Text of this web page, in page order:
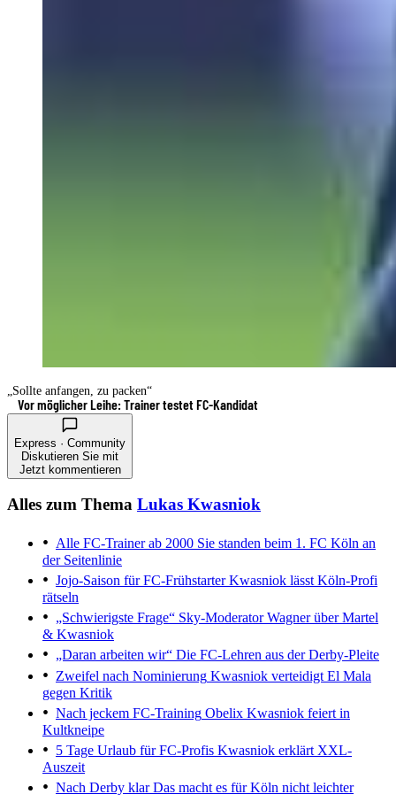
„Sollte anfangen, zu packen“
Vor möglicher Leihe: Trainer testet FC-Kandidat
Express · Community
Diskutieren Sie mit
Jetzt kommentieren
Alles zum Thema Lukas Kwasniok
Alle FC-Trainer ab 2000 Sie standen beim 1. FC Köln an
der Seitenlinie
Jojo-Saison für FC-FrühstarterKwasniok lässt Köln-Profi
rätseln
„Schwierigste Frage“ Sky-Moderator Wagner über Martel
& Kwasniok
„Daran arbeiten wir“ Die FC-Lehren aus der Derby-Pleite
Zweifel nach Nominierung Kwasniok verteidigt El Mala
gegen Kritik
Nach jeckem FC-Training Obelix Kwasniok feiert in
Kultkneipe
5 Tage Urlaub für FC-Profis Kwasniok erklärt XXL-
Auszeit
Nach Derby klarDas macht es für Köln nicht leichter